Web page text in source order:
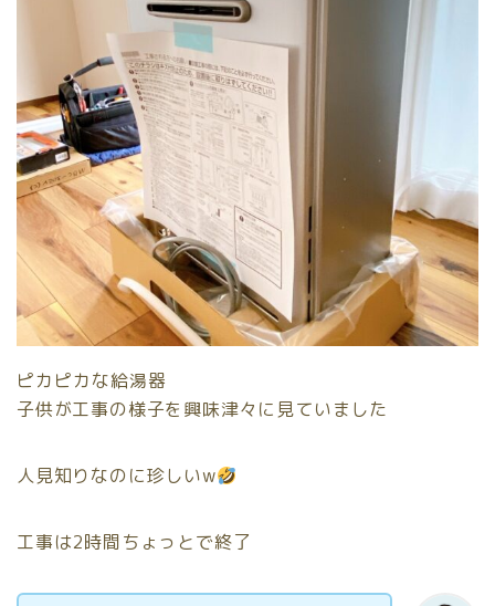
ピカピカな給湯器
子供が工事の様子を興味津々に見ていました
人見知りなのに珍しいw
工事は2時間ちょっとで終了